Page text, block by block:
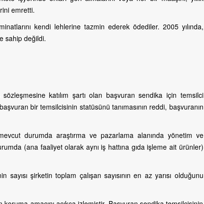
emretti.
kendi lehlerine tazmin ederek ödediler. 2005 yılında,
sahip değildi.
katılım şartı olan başvuran sendika için temsilci
bir temsilcisinin statüsünü tanımasının reddi, başvuranın
durumda araştırma ve pazarlama alanında yönetim ve
(ana faaliyet olarak aynı iş hattına gıda işleme ait ürünler)
şirketin toplam çalışan sayısının en az yarısı olduğunu